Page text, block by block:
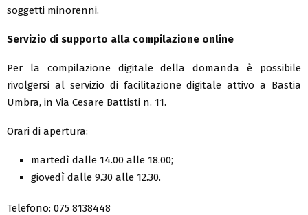
soggetti minorenni.
Servizio di supporto alla compilazione online
Per la compilazione digitale della domanda è possibile
rivolgersi al servizio di facilitazione digitale attivo a Bastia
Umbra, in Via Cesare Battisti n. 11.
Orari di apertura:
martedì dalle 14.00 alle 18.00;
giovedì dalle 9.30 alle 12.30.
Telefono: 075 8138448